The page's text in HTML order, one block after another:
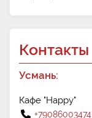
Контакты
Усмань:
Кафе "Happy"
+79086003474